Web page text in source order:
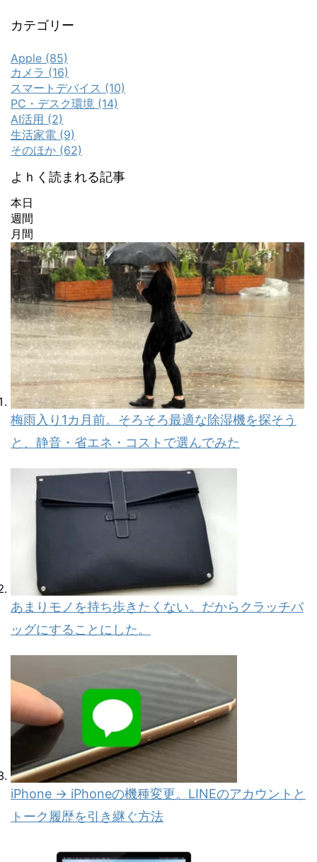
カテゴリー
Apple (85)
カメラ (16)
スマートデバイス (10)
PC・デスク環境 (14)
AI活用 (2)
生活家電 (9)
そのほか (62)
よｈく読まれる記事
本日
週間
月間
梅雨入り1カ月前。そろそろ最適な除湿機を探そう
と、静音・省エネ・コストで選んでみた
あまりモノを持ち歩きたくない。だからクラッチバ
ッグにすることにした。
iPhone → iPhoneの機種変更。LINEのアカウントと
トーク履歴を引き継ぐ方法